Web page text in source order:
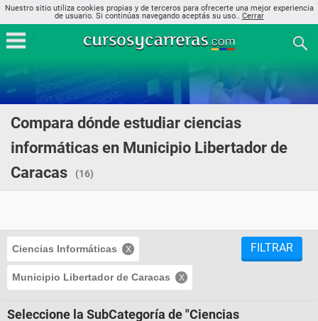
Nuestro sitio utiliza cookies propias y de terceros para ofrecerte una mejor experiencia
de usuario. Si continúas navegando aceptás su uso.. Cerrar
Compara dónde estudiar ciencias
informáticas en Municipio Libertador de
Caracas
(16)
Ciencias Informáticas
Municipio Libertador de Caracas
FILTRAR
Seleccione la SubCategoría de "Ciencias